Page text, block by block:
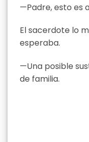
—Padre, esto es
El sacerdote lo
esperaba.
—Una posible
de familia.